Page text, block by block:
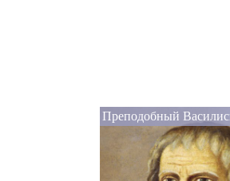
Преподобный